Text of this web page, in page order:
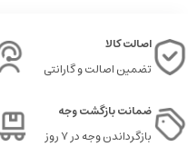
اصالت کالا
تضمین اصالت و گارانتی
ضمانت بازگشت وجه
بازگرداندن وجه در ۷ روز